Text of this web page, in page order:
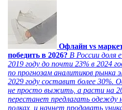
Офлайн vs
победить в 2026? В России доля
2019 году до почти 23% в 2024
по прогнозам аналитиков рынка
2029 году составит более
не просто выжить, а расти на
перестанет предлагать одежду
полках, и начнет продавать